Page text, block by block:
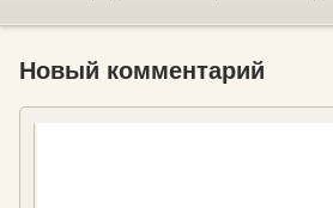
Новый комментарий